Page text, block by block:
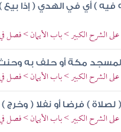
فيه ) أي في الهدي ( إذا بيع
الشرح الكبير > باب الأيمان > فصل
لمسجد مكة أو حلف به
الشرح الكبير > باب الأيمان > فصل
) فرضا أو نفلا ( وخرج )
الشرح الكبير > باب الأيمان > فصل